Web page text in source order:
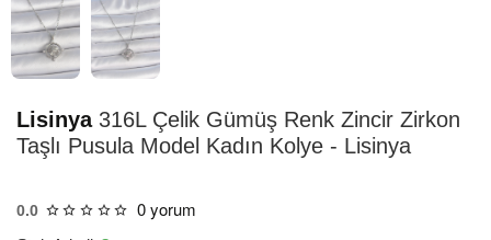
Lisinya316L Çelik Gümüş Renk Zincir Zirkon
Taşlı Pusula Model Kadın Kolye - Lisinya
0.0 0 yorum